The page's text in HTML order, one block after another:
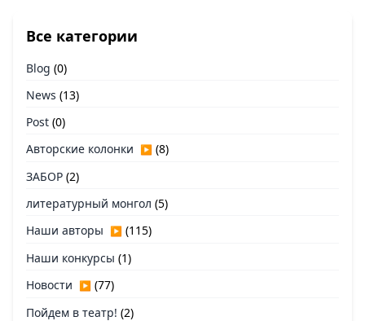
Все категории
Blog (0)
News (13)
Post (0)
Авторские колонки ▶ (8)
ЗАБОР (2)
литературный монгол (5)
Наши авторы ▶ (115)
Наши конкурсы (1)
Новости ▶ (77)
Пойдем в театр! (2)